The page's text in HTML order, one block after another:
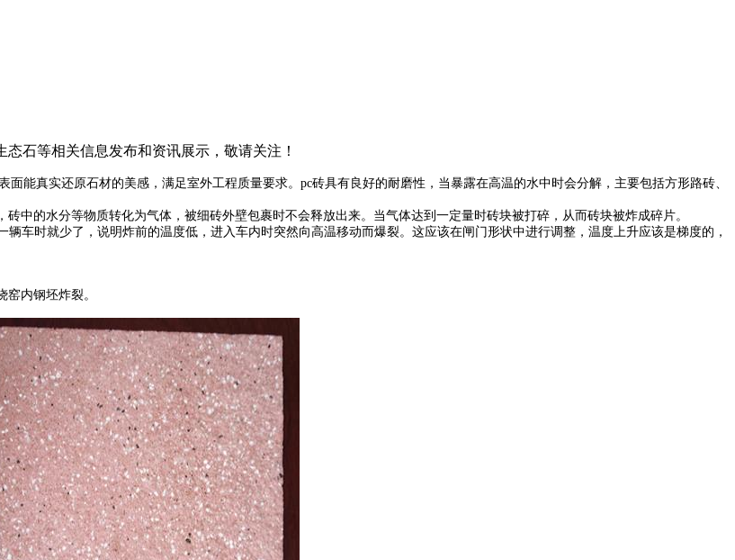
态石等相关信息发布和资讯展示，敬请关注！
能真实还原石材的美感，满足室外工程质量要求。 pc砖具有良好的耐磨性，当暴露在高温的水中时会分解，主要包括方形路砖、
的水分等物质转化为气体，被细砖外壁包裹时不会释放出来。当气体达到一定量时砖块被打碎，从而砖块被炸成碎片。
时就少了，说明炸前的温度低，进入车内时突然向高温移动而爆裂。这应该在闸门形状中进行调整，温度上升应该是梯度的，
内钢坯炸裂。